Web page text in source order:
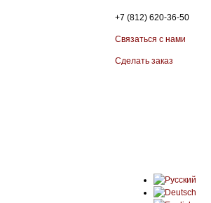
+7 (812) 620-36-50
Связаться с нами
Сделать заказ